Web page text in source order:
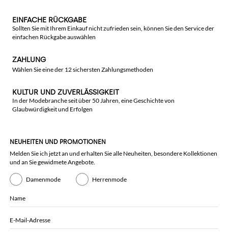
EINFACHE RÜCKGABE
Sollten Sie mit Ihrem Einkauf nicht zufrieden sein, können Sie den Service der
einfachen Rückgabe auswählen
ZAHLUNG
Wählen Sie eine der 12 sichersten Zahlungsmethoden
KULTUR UND ZUVERLÄSSIGKEIT
In der Modebranche seit über 50 Jahren, eine Geschichte von
Glaubwürdigkeit und Erfolgen
NEUHEITEN UND PROMOTIONEN
Melden Sie ich jetzt an und erhalten Sie alle Neuheiten, besondere Kollektionen
und an Sie gewidmete Angebote.
Damenmode Herrenmode
Name
E-Mail-Adresse